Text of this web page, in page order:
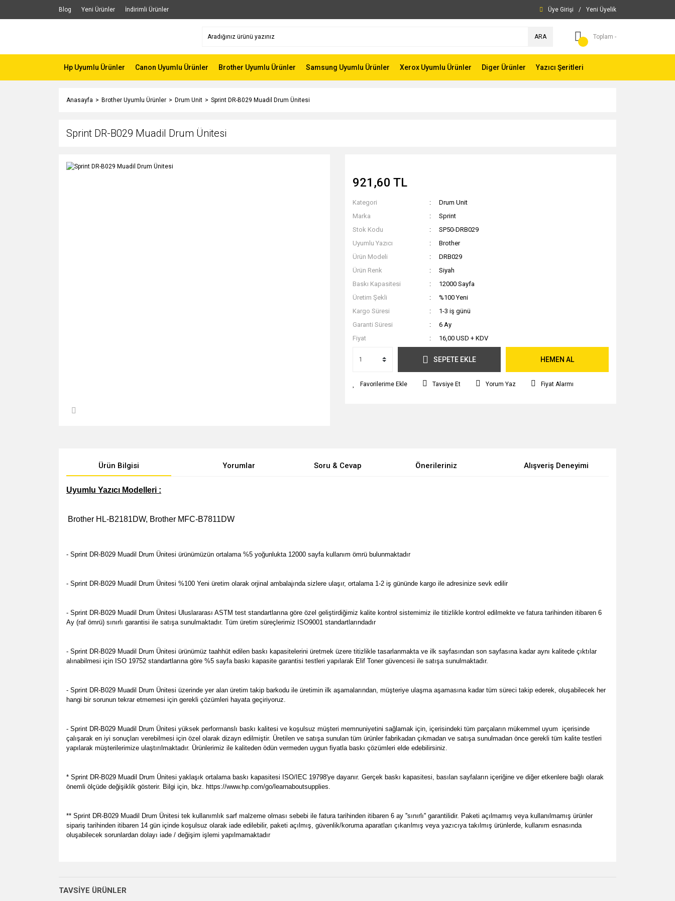
Blog Yeni Ürünler İndirimli Ürünler Üye Girişi / Yeni Üyelik
ARA Toplam -
Hp Uyumlu Ürünler Canon Uyumlu Ürünler Brother Uyumlu Ürünler Samsung Uyumlu Ürünler Xerox Uyumlu Ürünler Diger Ürünler Yazıcı Şeritleri
Anasayfa Brother Uyumlu Ürünler Drum Unit Sprint DR-B029 Muadil Drum Ünitesi
Sprint DR-B029 Muadil Drum Ünitesi
921,60 TL
Kategori
Drum Unit
Marka
Sprint
Stok Kodu
SP50-DRB029
Uyumlu Yazıcı
Brother
Ürün Modeli
DRB029
Ürün Renk
Siyah
Baskı Kapasitesi
12000 Sayfa
Üretim Şekli
%100 Yeni
Kargo Süresi
1-3 iş günü
Garanti Süresi
6 Ay
Fiyat
16,00 USD + KDV
SEPETE EKLE HEMEN AL
Tavsiye Et Yorum Yaz Fiyat Alarmı
Ürün Bilgisi Yorumlar Soru & Cevap Önerileriniz Alışveriş Deneyimi
Uyumlu Yazıcı Modelleri :
Brother HL-B2181DW, Brother MFC-B7811DW
- Sprint DR-B029 Muadil Drum Ünitesi ürünümüzün ortalama %5 yoğunlukta 12000 sayfa kullanım ömrü bulunmaktadır
- Sprint DR-B029 Muadil Drum Ünitesi %100 Yeni üretim olarak orjinal ambalajında sizlere ulaşır, ortalama 1-2 iş gününde kargo ile adresinize sevk edilir
- Sprint DR-B029 Muadil Drum Ünitesi Uluslararası ASTM test standartlarına göre özel geliştirdiğimiz kalite kontrol sistemimiz ile titizlikle kontrol edilmekte ve fatura tarihinden itibaren 6
Ay (raf ömrü) sınırlı garantisi ile satışa sunulmaktadır. Tüm üretim süreçlerimiz ISO9001 standartlarındadır
- Sprint DR-B029 Muadil Drum Ünitesi ürünümüz taahhüt edilen baskı kapasitelerini üretmek üzere titizlikle tasarlanmakta ve ilk sayfasından son sayfasına kadar aynı kalitede çıktılar
alınabilmesi için ISO 19752 standartlarına göre %5 sayfa baskı kapasite garantisi testleri yapılarak Elif Toner güvencesi ile satışa sunulmaktadır.
- Sprint DR-B029 Muadil Drum Ünitesi üzerinde yer alan üretim takip barkodu ile üretimin ilk aşamalarından, müşteriye ulaşma aşamasına kadar tüm süreci takip ederek, oluşabilecek her
hangi bir sorunun tekrar etmemesi için gerekli çözümleri hayata geçiriyoruz.
- Sprint DR-B029 Muadil Drum Ünitesi yüksek performanslı baskı kalitesi ve koşulsuz müşteri memnuniyetini sağlamak için, içerisindeki tüm parçaların mükemmel uyum içerisinde
çalışarak en iyi sonuçları verebilmesi için özel olarak dizayn edilmiştir. Üretilen ve satışa sunulan tüm ürünler fabrikadan çıkmadan ve satışa sunulmadan önce gerekli tüm kalite testleri
yapılarak müşterilerimize ulaştırılmaktadır. Ürünlerimiz ile kaliteden ödün vermeden uygun fiyatla baskı çözümleri elde edebilirsiniz.
* Sprint DR-B029 Muadil Drum Ünitesi yaklaşık ortalama baskı kapasitesi ISO/IEC 19798'ye dayanır. Gerçek baskı kapasitesi, basılan sayfaların içeriğine ve diğer etkenlere bağlı olarak
önemli ölçüde değişiklik gösterir. Bilgi için, bkz. https://www.hp.com/go/learnaboutsupplies.
** Sprint DR-B029 Muadil Drum Ünitesi tek kullanımlık sarf malzeme olması sebebi ile fatura tarihinden itibaren 6 ay ''sınırlı'' garantilidir. Paketi açılmamış veya kullanılmamış ürünler
sipariş tarihinden itibaren 14 gün içinde koşulsuz olarak iade edilebilir, paketi açılmış, güvenlik/koruma aparatları çıkarılmış veya yazıcıya takılmış ürünlerde, kullanım esnasında
oluşabilecek sorunlardan dolayı iade / değişim işlemi yapılmamaktadır
TAVSİYE ÜRÜNLER